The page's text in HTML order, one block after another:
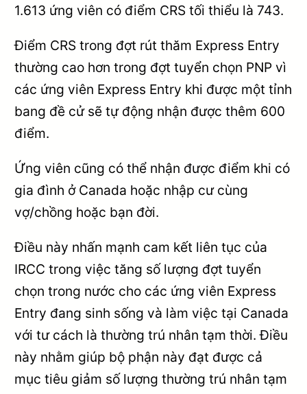
1.613 ứng viên có điểm CRS tối thiểu là 743.
Điểm CRS trong đợt rút thăm Express Entry
thường cao hơn trong đợt tuyển chọn PNP vì
các ứng viên Express Entry khi được một tỉnh
bang đề cử sẽ tự động nhận được thêm 600
điểm.
Ứng viên cũng có thể nhận được điểm khi có
gia đình ở Canada hoặc nhập cư cùng
vợ/chồng hoặc bạn đời.
Điều này nhấn mạnh cam kết liên tục của
IRCC trong việc tăng số lượng đợt tuyển
chọn trong nước cho các ứng viên Express
Entry đang sinh sống và làm việc tại Canada
với tư cách là thường trú nhân tạm thời. Điều
này nhằm giúp bộ phận này đạt được cả
mục tiêu giảm số lượng thường trú nhân tạm